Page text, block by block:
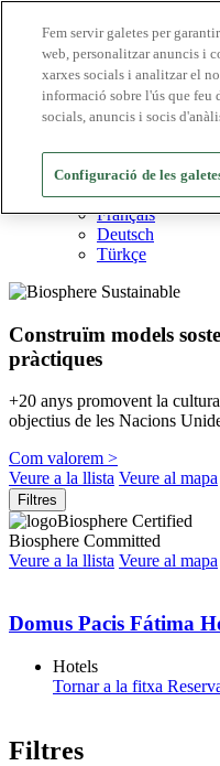
Destinacions Biosphere
Empreses Biosphere
Com valorem
Sobre nosaltres
English
Español
Português
Français
Deutsch
Türkçe
Construïm models
pràctiques
+20 anys promovent la
objectius de les Nacions
Com valorem >
Veure a la llista Veure al mapa
Filtres
Biosphere Certified
Biosphere Committed
Veure a la llista Veure al mapa
Domus Pacis Fátima
Hotels
Tornar a la fitxa
Filtres
Fem servir galetes per
web, personalitzar anuncis i
xarxes socials i analitzar el
informació sobre l'ús que feu
socials, anuncis i socis
Configuració de les